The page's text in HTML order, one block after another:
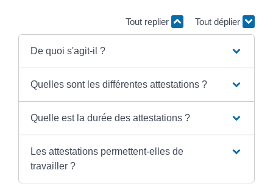
Tout replier Tout déplier
De quoi s'agit-il ?
Quelles sont les différentes attestations ?
Quelle est la durée des attestations ?
Les attestations permettent-elles de
travailler ?